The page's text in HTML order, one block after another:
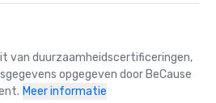
van duurzaamheidscertificeringen,
opgegeven door BeCause
Meer informatie